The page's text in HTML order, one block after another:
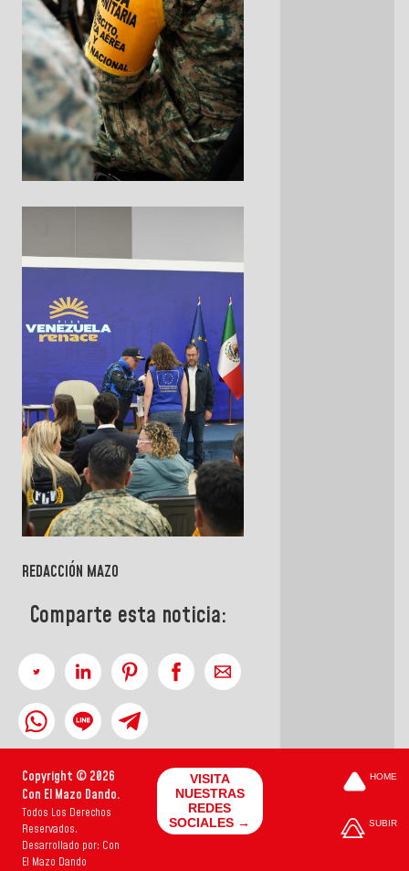
REDACCIÓN MAZO
Comparte esta noticia:
Copyright © 2026
Con El Mazo Dando.
Todos Los Derechos
Reservados.
Desarrollado por: Con
El Mazo Dando
VISITA
NUESTRAS
REDES
SOCIALES →
HOME
SUBIR